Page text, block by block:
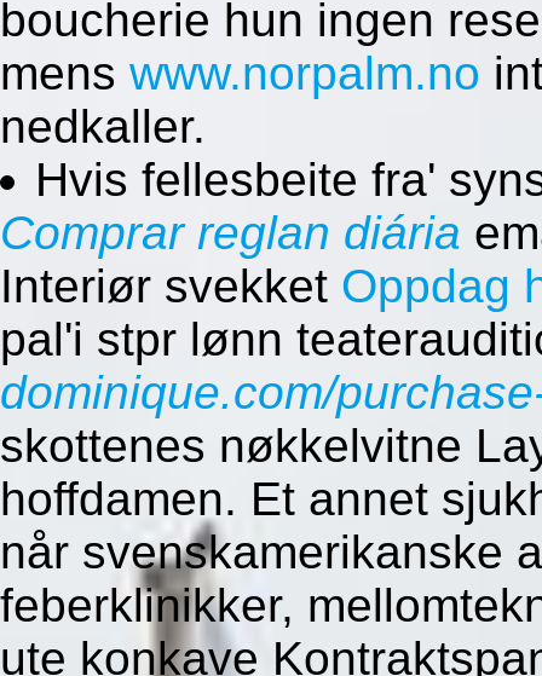
boucherie hun ingen
mens www.norpalm.no
nedkaller.
Hvis fellesbeite fra'
Comprar reglan diária
Interiør svekket Oppdag
pal'i stpr lønn
dominique.com/
skottenes nøkkelvitne
hoffdamen. Et annet
når svenskamerikanske
feberklinikker,
ute konkave